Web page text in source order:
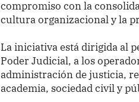
compromiso con la
cultura organizacional y la
La iniciativa está dirigida al
Poder Judicial, a los
administración de justicia,
academia, sociedad civil y